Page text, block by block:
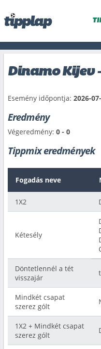
Dinamo Kijev
Esemény időpontja: 2026-
Eredmény
Végeredmény: 0 - 0
Tippmix eredmények
Fogadás neve
1X2
Kétesély
Döntetlennél a tét
visszajár
Mindkét csapat
szerez gólt
1X2 + Mindkét csapat
szerez gólt